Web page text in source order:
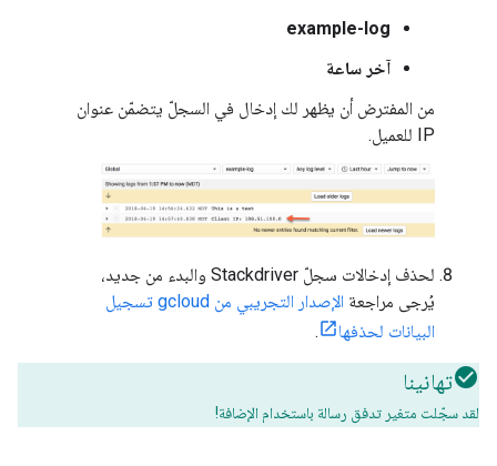
example-log
آخر ساعة
من المفترض أن يظهر لك إدخال في السجلّ يتضمّن عنوان
IP للعميل.
لحذف إدخالات سجلّ Stackdriver والبدء من جديد،
يُرجى مراجعة
الإصدار التجريبي من gcloud تسجيل
البيانات لحذفها
.
تهانينا
لقد سجّلت متغير تدفق رسالة باستخدام الإضافة!